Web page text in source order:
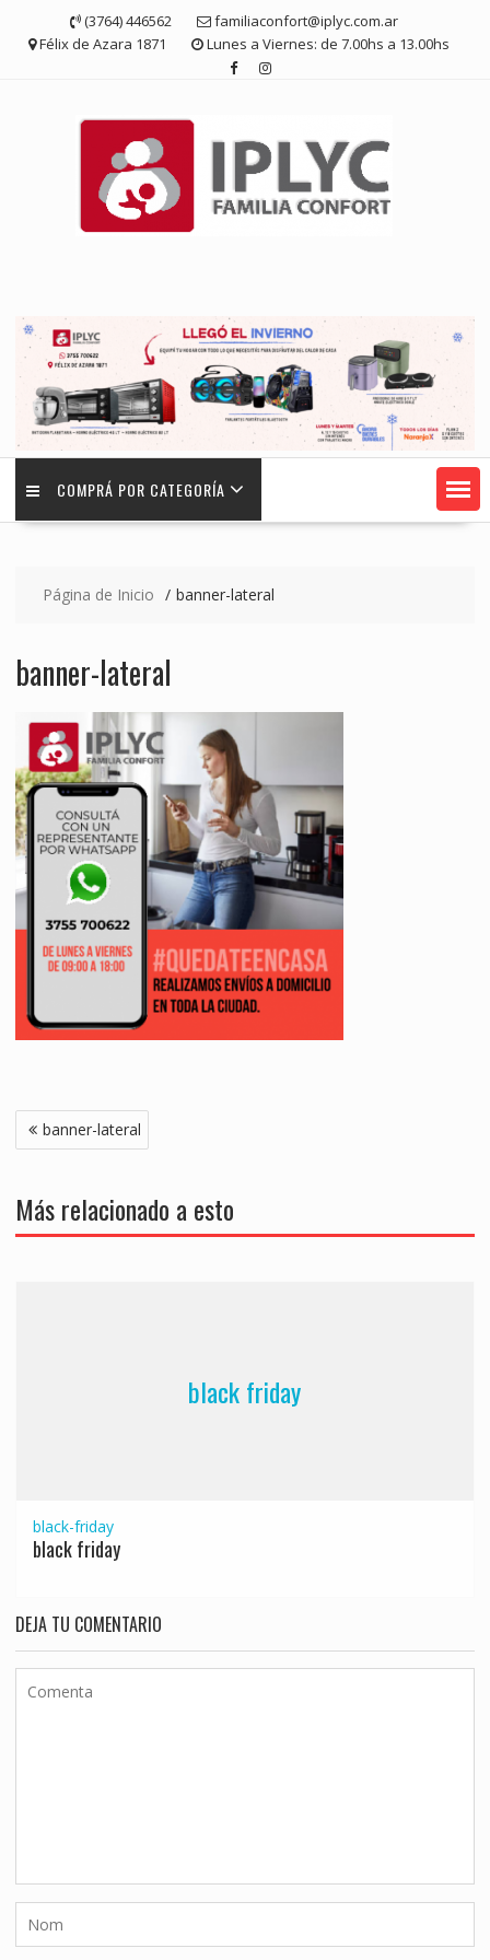
contenido
(3764) 446562
familiaconfort@iplyc.com.ar
Félix de Azara 1871
Lunes a Viernes: de 7.00hs a 13.00hs
COMPRÁ POR CATEGORÍA
Página de Inicio banner-lateral
banner-lateral
Navegación
de
banner-lateral
Más relacionado a esto
black friday
black-friday
black friday
DEJA TU COMENTARIO